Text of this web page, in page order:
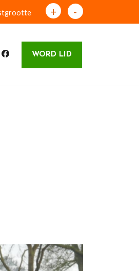
+ -
WORD LID